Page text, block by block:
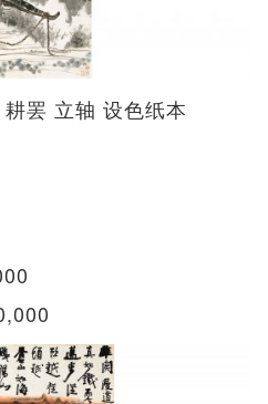
罢 立轴 设色纸本